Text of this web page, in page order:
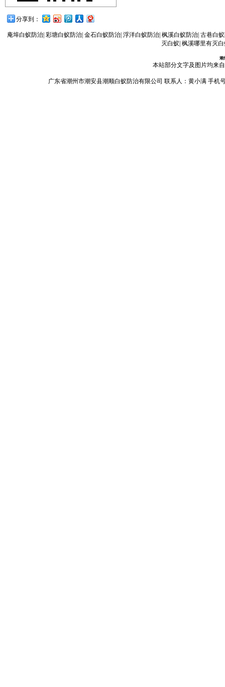
分享到：
庵埠白蚁防治| 彩塘白蚁防治| 金石白蚁防治| 浮洋白蚁防治| 枫溪白蚁防治| 古巷白
灭白蚁 枫溪哪里有灭白
潮
本站部分文字及图片均来
广东省潮州市潮安县潮顺白蚁防治有限公司 联系人：黄小满 手机